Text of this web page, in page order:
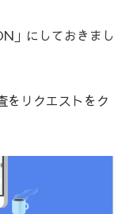
」にしておきまし
をリクエストをク